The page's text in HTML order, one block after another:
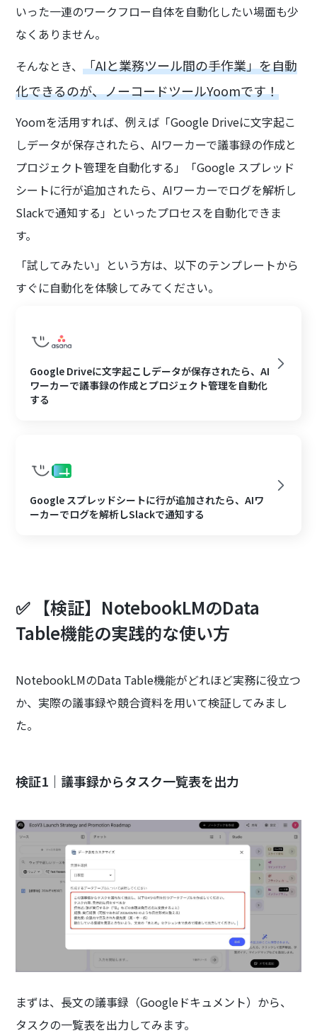
いった一連のワークフロー自体を自動化したい場面も少
なくありません。
そんなとき、「AIと業務ツール間の手作業」を自動
化できるのが、ノーコードツールYoomです！
Yoomを活用すれば、例えば「Google Driveに文字起こ
しデータが保存されたら、AIワーカーで議事録の作成と
プロジェクト管理を自動化する」「Google スプレッド
シートに行が追加されたら、AIワーカーでログを解析し
Slackで通知する」といったプロセスを自動化できま
す。
「試してみたい」という方は、以下のテンプレートから
すぐに自動化を体験してみてください。
Google Driveに文字起こしデータが保存されたら、AI
ワーカーで議事録の作成とプロジェクト管理を自動化
する
Google スプレッドシートに行が追加されたら、AIワ
ーカーでログを解析しSlackで通知する
✅ 【検証】NotebookLMのData
Table機能の実践的な使い方
NotebookLMのData Table機能がどれほど実務に役立つ
か、実際の議事録や競合資料を用いて検証してみまし
た。
検証1｜議事録からタスク一覧表を出力
まずは、長文の議事録（Googleドキュメント）から、
タスクの一覧表を出力してみます。